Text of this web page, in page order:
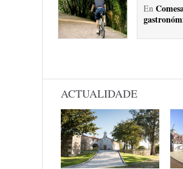
En
ACTUALIDADE